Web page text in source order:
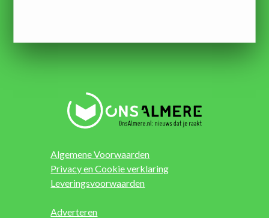
Algemene Voorwaarden
Privacy en Cookie verklaring
Leveringsvoorwaarden
Adverteren